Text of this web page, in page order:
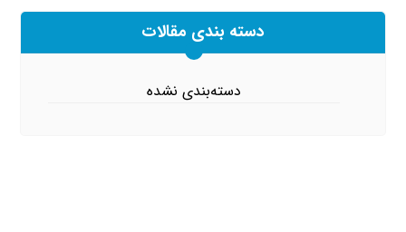
دسته بندی مقالات
دسته‌بندی نشده